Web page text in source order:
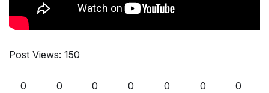
Post Views: 150
0 0 0 0 0 0 0